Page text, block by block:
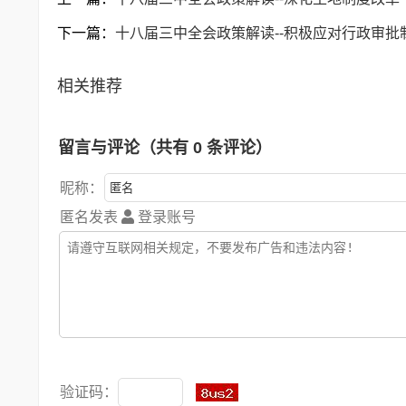
下一篇： 十八届三中全会政策解读--积极应对行政审批
相关推荐
留言与评论（共有 0 条评论）
昵称：
匿名发表
登录账号
验证码：